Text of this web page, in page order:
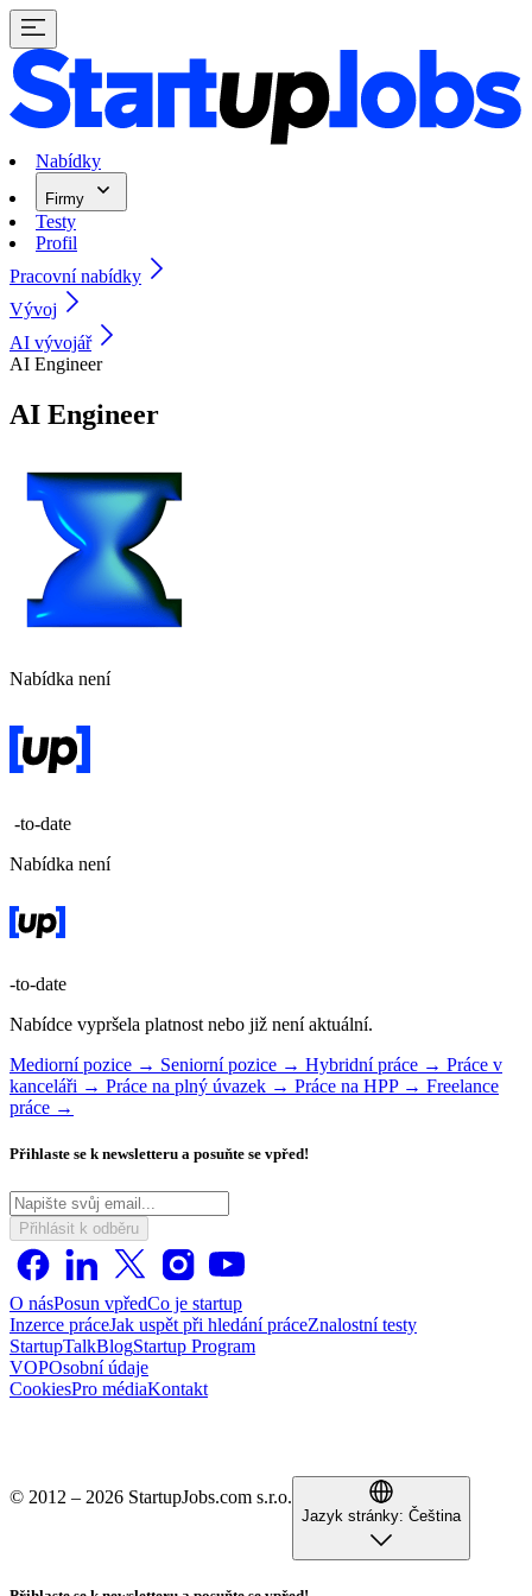
Nabídky
Firmy
Testy
Profil
Pracovní nabídky
Vývoj
AI vývojář
AI Engineer
AI Engineer
Nabídka není
-to-date
Nabídka není
-to-date
Nabídce vypršela platnost nebo již není aktuální.
Mediorní pozice → Seniorní pozice → Hybridní práce → Práce v
kanceláři → Práce na plný úvazek → Práce na HPP → Freelance
práce →
Přihlaste se k newsletteru a posuňte se vpřed!
Přihlásit k odběru
O násPosun vpředCo je startup
Inzerce práceJak uspět při hledání práceZnalostní testy
StartupTalkBlogStartup Program
VOPOsobní údaje
CookiesPro médiaKontakt
© 2012 – 2026 StartupJobs.com s.r.o.
Jazyk stránky: Čeština